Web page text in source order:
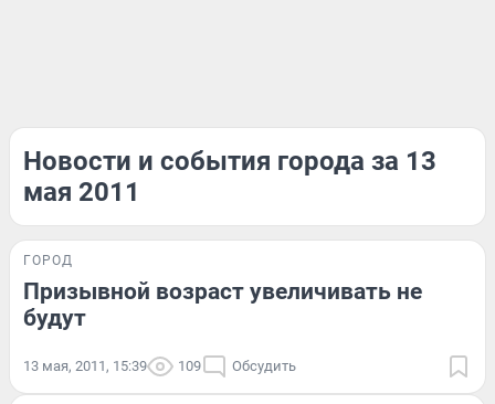
Новости и события города за 13
мая 2011
ГОРОД
Призывной возраст увеличивать не
будут
13 мая, 2011, 15:39 109 Обсудить